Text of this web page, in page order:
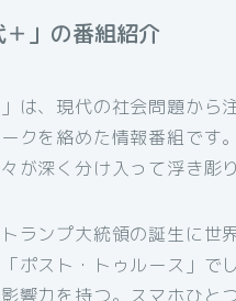
＋」の番組紹介
」は、現代の社会問題から
クを絡めた情報番組です
が深く分け入って浮き彫
ランプ大統領の誕生に
ポスト・トゥルース」で
響力を持つ。スマホひと